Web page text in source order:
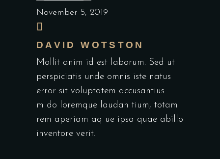
November 5, 2019
DAVID WOTSTON
Mollit anim id est laborum. Sed ut
perspiciatis unde omnis iste natus
error sit voluptatem accusantius
m do loremque laudan tium, totam
rem aperiam aq ue ipsa quae abillo
inventore verit.